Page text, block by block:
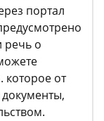
портал
речь о
которое от